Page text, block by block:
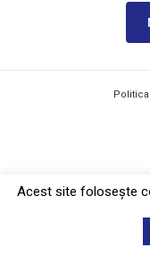
Acest site foloseşte